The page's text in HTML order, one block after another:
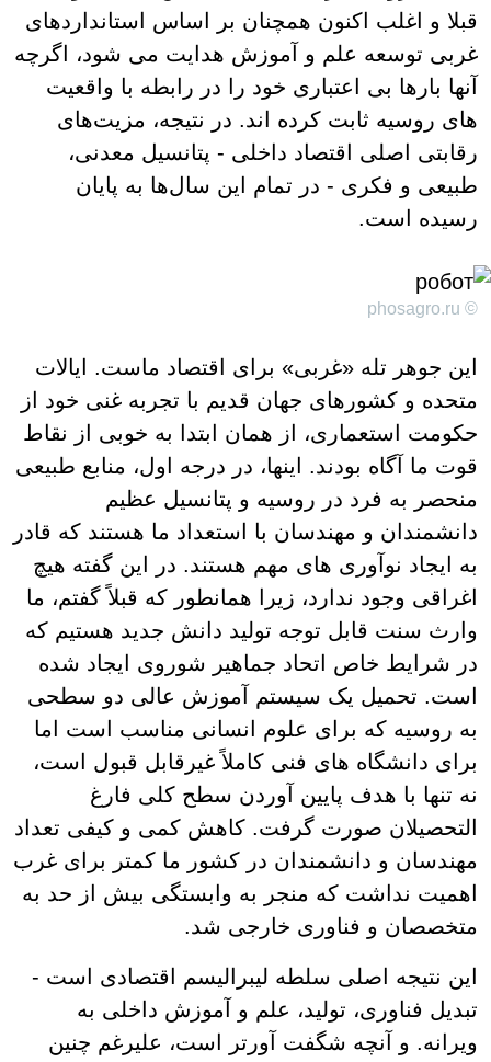
قبلا و اغلب اکنون همچنان بر اساس استانداردهای
غربی توسعه علم و آموزش هدایت می شود، اگرچه
آنها بارها بی اعتباری خود را در رابطه با واقعیت
های روسیه ثابت کرده اند. در نتیجه، مزیت‌های
رقابتی اصلی اقتصاد داخلی - پتانسیل معدنی،
طبیعی و فکری - در تمام این سال‌ها به پایان
رسیده است.
© phosagro.ru
این جوهر تله «غربی» برای اقتصاد ماست. ایالات
متحده و کشورهای جهان قدیم با تجربه غنی خود از
حکومت استعماری، از همان ابتدا به خوبی از نقاط
قوت ما آگاه بودند. اینها، در درجه اول، منابع طبیعی
منحصر به فرد در روسیه و پتانسیل عظیم
دانشمندان و مهندسان با استعداد ما هستند که قادر
به ایجاد نوآوری های مهم هستند. در این گفته هیچ
اغراقی وجود ندارد، زیرا همانطور که قبلاً گفتم، ما
وارث سنت قابل توجه تولید دانش جدید هستیم که
در شرایط خاص اتحاد جماهیر شوروی ایجاد شده
است. تحمیل یک سیستم آموزش عالی دو سطحی
به روسیه که برای علوم انسانی مناسب است اما
برای دانشگاه های فنی کاملاً غیرقابل قبول است،
نه تنها با هدف پایین آوردن سطح کلی فارغ
التحصیلان صورت گرفت. کاهش کمی و کیفی تعداد
مهندسان و دانشمندان در کشور ما کمتر برای غرب
اهمیت نداشت که منجر به وابستگی بیش از حد به
متخصصان و فناوری خارجی شد.
این نتیجه اصلی سلطه لیبرالیسم اقتصادی است -
تبدیل فناوری، تولید، علم و آموزش داخلی به
ویرانه. و آنچه شگفت آورتر است، علیرغم چنین